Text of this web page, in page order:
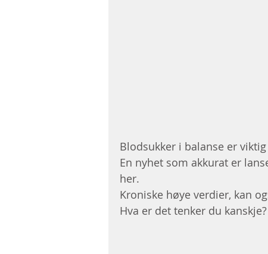
Blodsukker i balanse er
En nyhet som akkurat er
her.
Kroniske høye verdier, kan
Hva er det tenker du kanskje?